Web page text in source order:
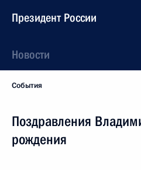
Президент России
Новости
События
Поздравления
рождения